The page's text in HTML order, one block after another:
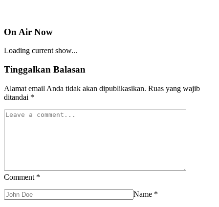
On Air Now
Loading current show...
Tinggalkan Balasan
Alamat email Anda tidak akan dipublikasikan. Ruas yang wajib
ditandai *
Comment *
Name *